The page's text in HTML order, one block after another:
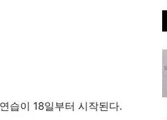
습이 18일부터 시작된다.